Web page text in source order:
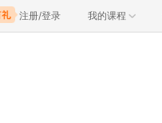
注册/登录 我的课程